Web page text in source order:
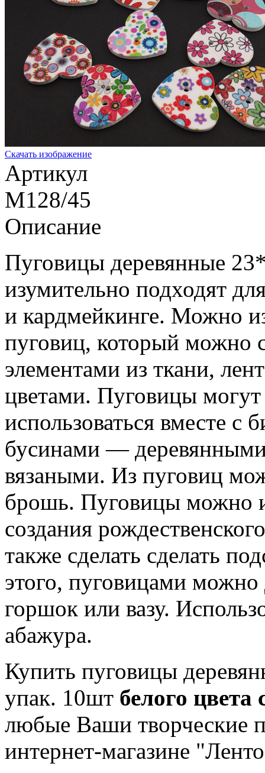
Скачать изображение
Артикул
M128/45
Описание
Пуговицы деревянные
изумительно подходят
и кардмейкинге. Можно
пуговиц, который можно
элементами из ткани,
цветами. Пуговицы могут
использоваться вместе с
бусинами —
вязаными. Из пуговиц
брошь. Пуговицы можно
создания рождественского
также сделать сделать
этого, пуговицами можно
горшок или вазу.
абажура.
Купить пуговицы
упак. 10шт белого цвета
любые Ваши творческие
интернет-магазине